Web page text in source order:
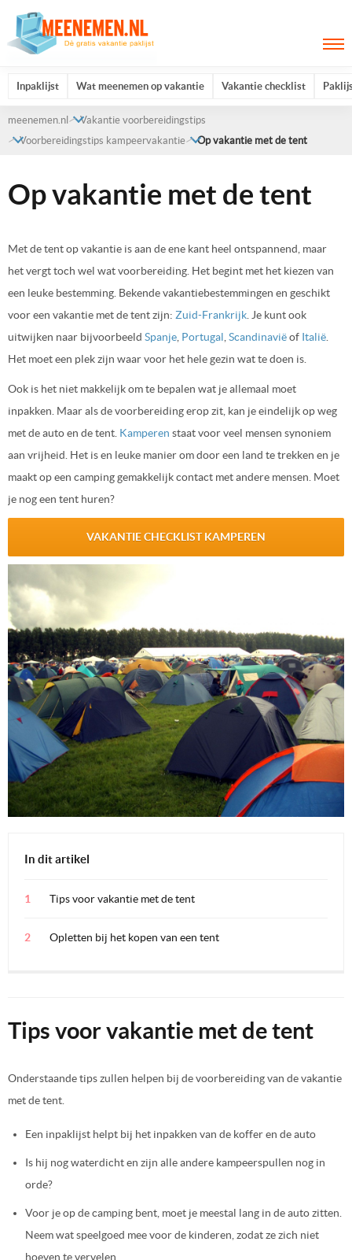
Inpaklijst Wat meenemen op vakantie Vakantie checklist
meenemen.nl
Vakantie voorbereidingstips
Voorbereidingstips kampeervakantie
Op vakantie met de tent
Op vakantie met de tent
Met de tent op vakantie is aan de ene kant heel ontspannend, maar
het vergt toch wel wat voorbereiding. Het begint met het kiezen van
een leuke bestemming. Bekende vakantiebestemmingen en geschikt
voor een vakantie met de tent zijn: Zuid-Frankrijk . Je kunt ook
uitwijken naar bijvoorbeeld Spanje Portugal Scandinaviëof Italië
Het moet een plek zijn waar voor het hele gezin wat te doen is.
Ook is het niet makkelijk om te bepalen wat je allemaal moet
inpakken. Maar als de voorbereiding erop zit, kan je eindelijk op weg
met de auto en de tent. Kamperen staat voor veel mensen synoniem
aan vrijheid. Het is en leuke manier om door een land te trekken en je
maakt op een camping gemakkelijk contact met andere mensen. Moet
je nog een tent huren?
VAKANTIE CHECKLIST KAMPEREN
In dit artikel
Tips voor vakantie met de tent
Opletten bij het kopen van een tent
Tips voor vakantie met de tent
Onderstaande tips zullen helpen bij de voorbereiding van de vakantie
met de tent.
Een inpaklijst helpt bij het inpakken van de koffer en de auto
Is hij nog waterdicht en zijn alle andere kampeerspullen nog in
orde?
Voor je op de camping bent, moet je meestal lang in de auto zitten.
Neem wat speelgoed mee voor de kinderen, zodat ze zich niet
hoeven te vervelen